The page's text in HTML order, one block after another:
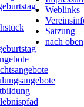
Weblinks
Satzung
nach oben